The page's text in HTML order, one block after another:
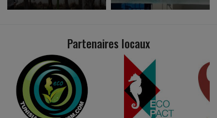
Partenaires locaux